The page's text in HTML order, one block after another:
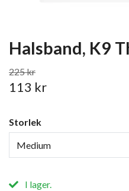
Halsband, K9
225 kr
113 kr
Storlek
Medium
I lager.